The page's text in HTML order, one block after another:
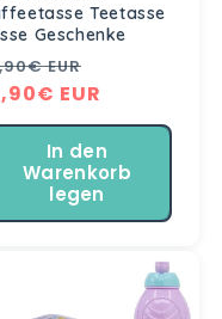
Teetasse
Geschenke
EUR
EUR
In den
Warenkorb
legen